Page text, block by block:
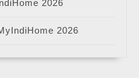
2026
2026